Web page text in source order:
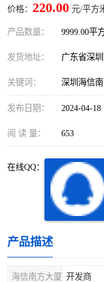
价格： 220.00 元/平方
产品数量： 9999.00平
发货地址： 广东省深
关键词： 深圳海信
发布日期： 2024-04-18
阅 读 量： 653
在线QQ：
产品描述
海信南方大厦 开发商
车公庙
南头
深圳超级总部基地
龙岗区
宝安西乡
光明区